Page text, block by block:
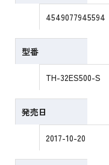
4549077945594
型番
TH-32ES500-S
発売日
2017-10-20